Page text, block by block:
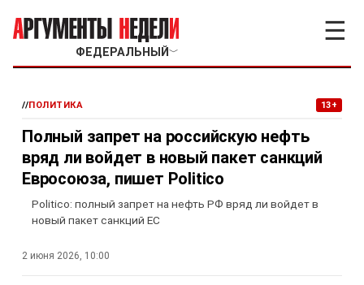
ФЕДЕРАЛЬНЫЙ ﹀
☰
//ПОЛИТИКА 13+
Полный запрет на российскую нефть
вряд ли войдет в новый пакет санкций
Евросоюза, пишет Politico
Politico: полный запрет на нефть РФ вряд ли войдет в
новый пакет санкций ЕС
2 июня 2026, 10:00